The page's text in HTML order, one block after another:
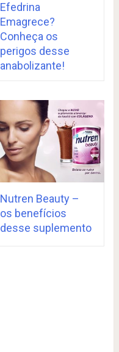
Efedrina
Emagrece?
Conheça os
perigos desse
anabolizante!
Nutren Beauty –
os benefícios
desse suplemento